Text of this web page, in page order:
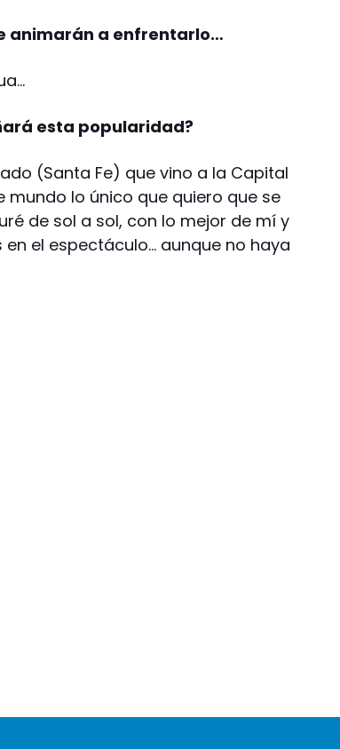
animarán a enfrentarlo…
esta popularidad?
(Santa Fe) que vino a la Capital
mundo lo único que quiero que se
de sol a sol, con lo mejor de mí y
el espectáculo… aunque no haya